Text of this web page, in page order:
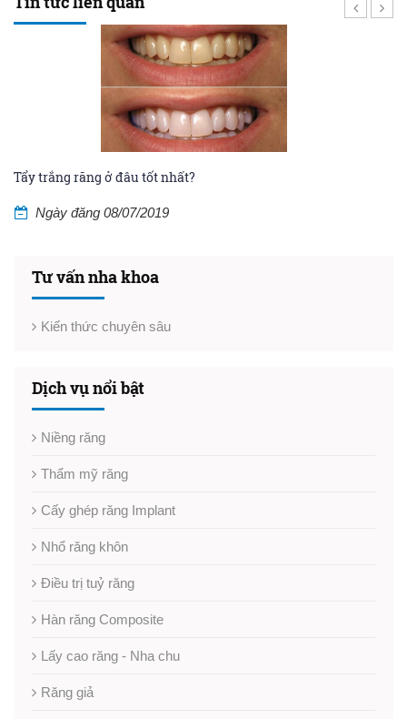
Tẩy trắng răng ở đâu tốt nhất?
Ngày đăng 08/07/2019
Tư vấn nha khoa
Kiến thức chuyên sâu
Dịch vụ nổi bật
Niềng răng
Thẩm mỹ răng
Cấy ghép răng Implant
Nhổ răng khôn
Điều trị tuỷ răng
Hàn răng Composite
Lấy cao răng - Nha chu
Răng giả